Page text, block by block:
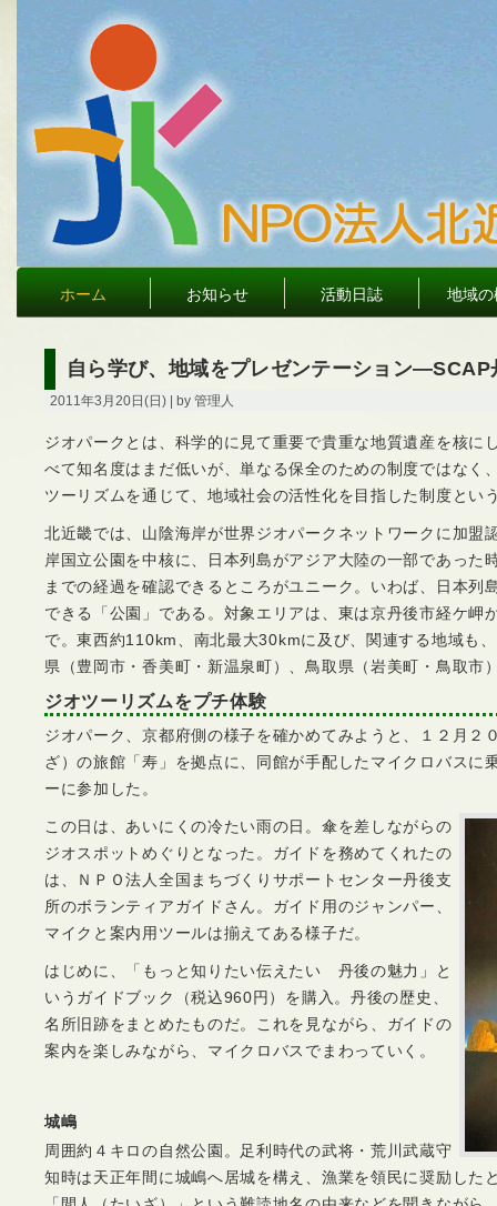
ホーム お知らせ 活動日誌 地域の
自ら学び、地域をプレゼンテーション
2011年3月20日(日) | by 管理人
ジオパークとは、科学的に見て重要で貴重な地質遺産を核に
べて知名度はまだ低いが、単なる保全のための制度ではなく
ツーリズムを通じて、地域社会の活性化を目指した制度とい
北近畿では、山陰海岸が世界ジオパークネットワークに加盟
岸国立公園を中核に、日本列島がアジア大陸の一部であった
までの経過を確認できるところがユニーク。いわば、日本列
できる「公園」である。対象エリアは、東は京丹後市経ケ岬
で。東西約110km、南北最大30kmに及び、関連する地域も
県（豊岡市・香美町・新温泉町）、鳥取県（岩美町・鳥取市
ジオツーリズムをプチ体験
ジオパーク、京都府側の様子を確かめてみようと、１２月２
ざ）の旅館「寿」を拠点に、同館が手配したマイクロバスに
ーに参加した。
この日は、あいにくの冷たい雨の日。傘を差しながらの
ジオスポットめぐりとなった。ガイドを務めてくれたの
は、ＮＰＯ法人全国まちづくりサポートセンター丹後支
所のボランティアガイドさん。ガイド用のジャンパー、
マイクと案内用ツールは揃えてある様子だ。
はじめに、「もっと知りたい伝えたい 丹後の魅力」と
いうガイドブック（税込960円）を購入。丹後の歴史、
名所旧跡をまとめたものだ。これを見ながら、ガイドの
案内を楽しみながら、マイクロバスでまわっていく。
城嶋
周囲約４キロの自然公園。足利時代の武将・荒川武蔵守
知時は天正年間に城嶋へ居城を構え、漁業を領民に奨励した